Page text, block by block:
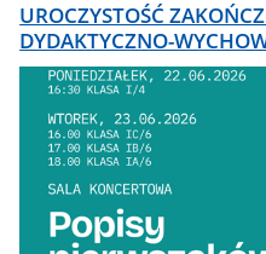
UROCZYSTOŚĆ
DYDAKTYCZNO-